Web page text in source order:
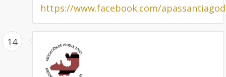
https://www.facebook.com/
14